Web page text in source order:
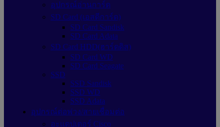
อุปกรณ์อ่านการ์ด
SD Card (เอสดีการ์ด)
SD Card Sandisk
SD Card Adata
SD Card HDD(ฮาร์ดดิส)
SD Card WD
SD Card Seagate
SSD
SSD Sandisk
SSD WD
SSD Adata
อุปกรณ์ต่อพ่วง/สายเชื่อมต่อ
อะแดปเตอร์ Cisco